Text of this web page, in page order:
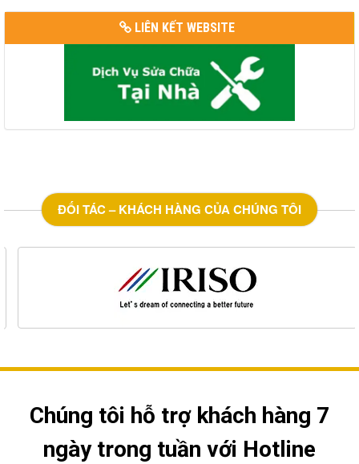
LIÊN KẾT WEBSITE
ĐỐI TÁC – KHÁCH HÀNG CỦA CHÚNG TÔI
Chúng tôi hỗ trợ khách hàng 7
ngày trong tuần với Hotline